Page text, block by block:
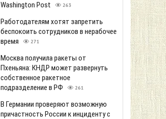
Washington Post
263
Работодателям хотят запретить
беспокоить сотрудников в нерабочее
время
271
Москва получила ракеты от
Пхеньяна: КНДР может развернуть
собственное ракетное
подразделение в РФ
261
В Германии проверяют возможную
причастность России к инциденту с